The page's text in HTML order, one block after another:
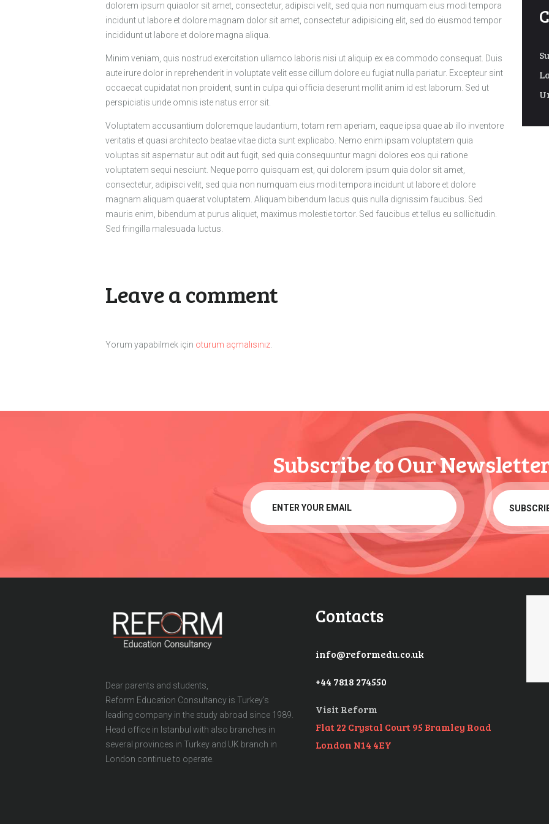
dolorem ipsum quiaolor sit amet, consectetur, adipisci velit, sed quia non numquam eius modi tempora
incidunt ut labore et dolore magnam dolor sit amet, consectetur adipisicing elit, sed do eiusmod tempor
incididunt ut labore et dolore magna aliqua.
Minim veniam, quis nostrud exercitation ullamco laboris nisi ut aliquip ex ea commodo consequat. Duis
aute irure dolor in reprehenderit in voluptate velit esse cillum dolore eu fugiat nulla pariatur. Excepteur sint
occaecat cupidatat non proident, sunt in culpa qui officia deserunt mollit anim id est laborum. Sed ut
perspiciatis unde omnis iste natus error sit.
Voluptatem accusantium doloremque laudantium, totam rem aperiam, eaque ipsa quae ab illo inventore
veritatis et quasi architecto beatae vitae dicta sunt explicabo. Nemo enim ipsam voluptatem quia
voluptas sit aspernatur aut odit aut fugit, sed quia consequuntur magni dolores eos qui ratione
voluptatem sequi nesciunt. Neque porro quisquam est, qui dolorem ipsum quia dolor sit amet,
consectetur, adipisci velit, sed quia non numquam eius modi tempora incidunt ut labore et dolore
magnam aliquam quaerat voluptatem. Aliquam bibendum lacus quis nulla dignissim faucibus. Sed
mauris enim, bibendum at purus aliquet, maximus molestie tortor. Sed faucibus et tellus eu sollicitudin.
Sed fringilla malesuada luctus.
Leave a comment
Yorum yapabilmek için oturum açmalısınız.
Subscribe to Our
Dear parents and students,
Reform Education Consultancy is Turkey's
leading company in the study abroad since 1989.
Head office in Istanbul with also branches in
several provinces in Turkey and UK branch in
London continue to operate.
Contacts
info@reformedu.co.uk
+44 7818 274550
Visit Reform
Flat 22 Crystal Court 95 Bramley Road
London N14 4EY